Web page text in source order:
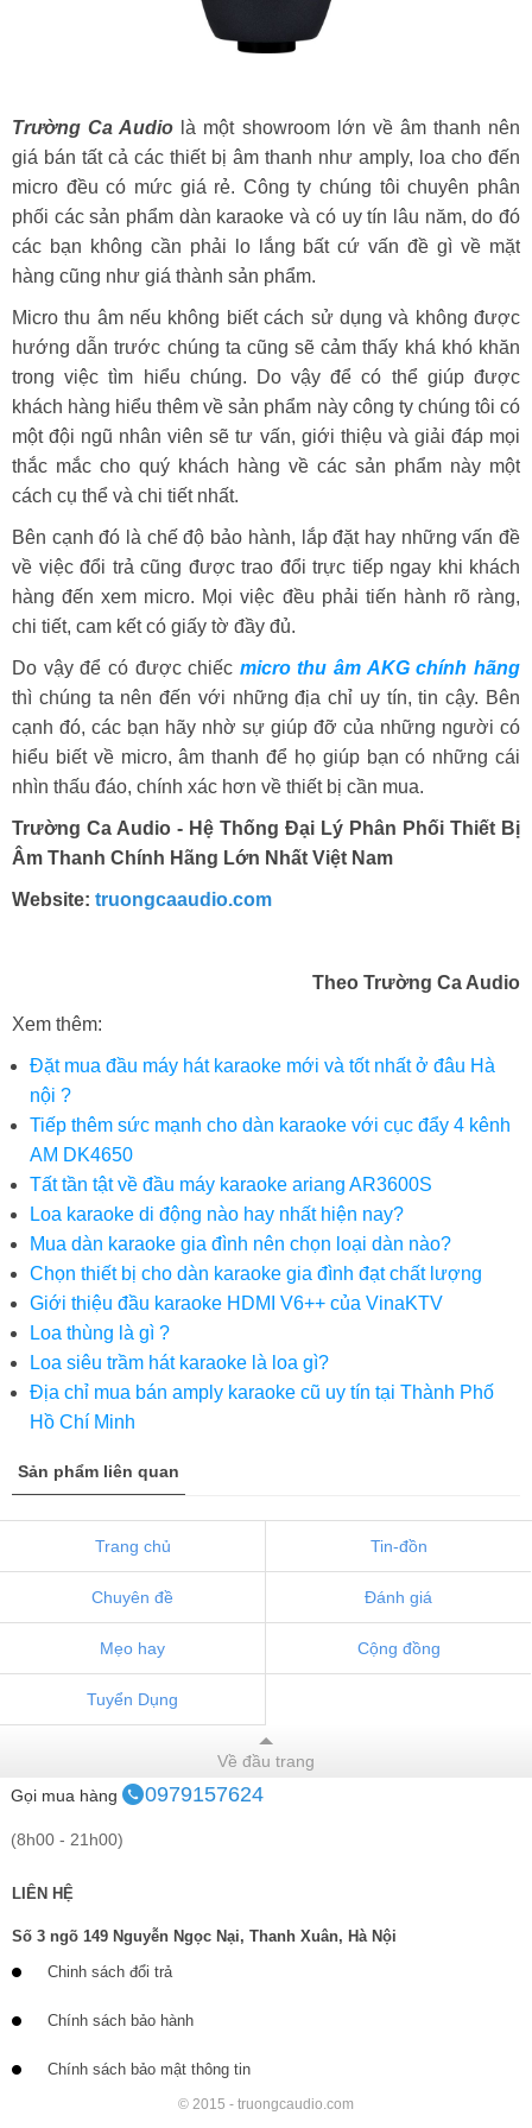
Trường Ca Audio là một showroom lớn về âm thanh nên
giá bán tất cả các thiết bị âm thanh như amply, loa cho đến
micro đều có mức giá rẻ. Công ty chúng tôi chuyên phân
phối các sản phẩm dàn karaoke và có uy tín lâu năm, do đó
các bạn không cần phải lo lắng bất cứ vấn đề gì về mặt
hàng cũng như giá thành sản phẩm.
Micro thu âm nếu không biết cách sử dụng và không được
hướng dẫn trước chúng ta cũng sẽ cảm thấy khá khó khăn
trong việc tìm hiểu chúng. Do vậy để có thể giúp được
khách hàng hiểu thêm về sản phẩm này công ty chúng tôi có
một đội ngũ nhân viên sẽ tư vấn, giới thiệu và giải đáp mọi
thắc mắc cho quý khách hàng về các sản phẩm này một
cách cụ thể và chi tiết nhất.
Bên cạnh đó là chế độ bảo hành, lắp đặt hay những vấn đề
về việc đổi trả cũng được trao đổi trực tiếp ngay khi khách
hàng đến xem micro. Mọi việc đều phải tiến hành rõ ràng,
chi tiết, cam kết có giấy tờ đầy đủ.
Do vậy để có được chiếc micro thu âm AKG chính hãng
thì chúng ta nên đến với những địa chỉ uy tín, tin cậy. Bên
cạnh đó, các bạn hãy nhờ sự giúp đỡ của những người có
hiểu biết về micro, âm thanh để họ giúp bạn có những cái
nhìn thấu đáo, chính xác hơn về thiết bị cần mua.
Trường Ca Audio - Hệ Thống Đại Lý Phân Phối Thiết Bị
Âm Thanh Chính Hãng Lớn Nhất Việt Nam
Website: truongcaaudio.com
Theo Trường Ca Audio
Xem thêm:
Đặt mua đầu máy hát karaoke mới và tốt nhất ở đâu Hà
nội ?
Tiếp thêm sức mạnh cho dàn karaoke với cục đẩy 4 kênh
AM DK4650
Tất tần tật về đầu máy karaoke ariang AR3600S
Loa karaoke di động nào hay nhất hiện nay?
Mua dàn karaoke gia đình nên chọn loại dàn nào?
Chọn thiết bị cho dàn karaoke gia đình đạt chất lượng
Giới thiệu đầu karaoke HDMI V6++ của VinaKTV
Loa thùng là gì ?
Loa siêu trầm hát karaoke là loa gì?
Địa chỉ mua bán amply karaoke cũ uy tín tại Thành Phố
Hồ Chí Minh
Sản phẩm liên quan
Trang chủ Tin-đồn
Chuyên đề Đánh giá
Mẹo hay Cộng đồng
Tuyển Dụng
Về đầu trang
Gọi mua hàng
0979157624
(8h00 - 21h00)
LIÊN HỆ
Số 3 ngõ 149 Nguyễn Ngọc Nại, Thanh Xuân, Hà Nội
Chinh sách đổi trả
Chính sách bảo hành
Chính sách bảo mật thông tin
© 2015 - truongcaudio.com